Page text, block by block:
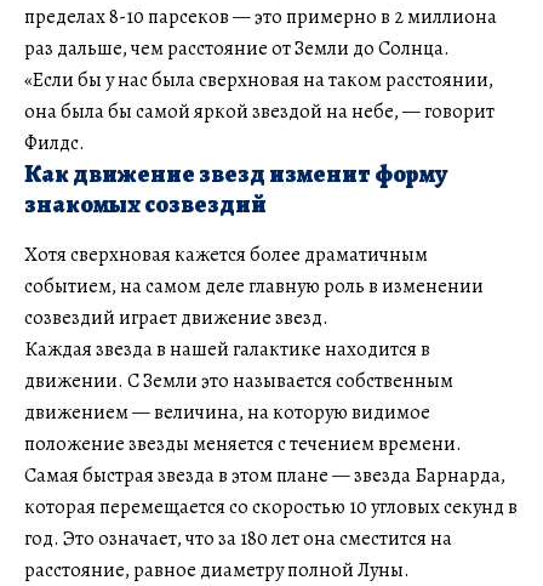
пределах 8-10 парсеков — это примерно в 2 миллиона
раз дальше, чем расстояние от Земли до Солнца.
«Если бы у нас была сверхновая на таком расстоянии,
она была бы самой яркой звездой на небе, — говорит
Филдс.
Как движение звезд изменит форму
знакомых созвездий
Хотя сверхновая кажется более драматичным
событием, на самом деле главную роль в изменении
созвездий играет движение звезд.
Каждая звезда в нашей галактике находится в
движении. С Земли это называется собственным
движением — величина, на которую видимое
положение звезды меняется с течением времени.
Самая быстрая звезда в этом плане — звезда Барнарда,
которая перемещается со скоростью 10 угловых секунд в
год. Это означает, что за 180 лет она сместится на
расстояние, равное диаметру полной Луны.